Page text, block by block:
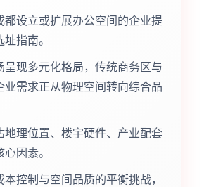
都设立或扩展办公空间的企业提
指南。
呈现多元化格局，传统商务区与
业需求正从物理空间转向综合品
地理位置、楼宇硬件、产业配套
因素。
控制与空间品质的平衡挑战，